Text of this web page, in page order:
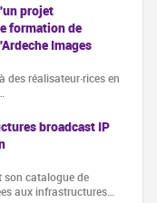
projet
formation de
Images
des réalisateur·rices en
broadcast IP
catalogue de
aux infrastructures…